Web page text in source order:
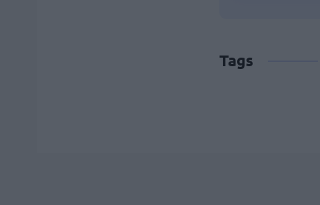
Tags